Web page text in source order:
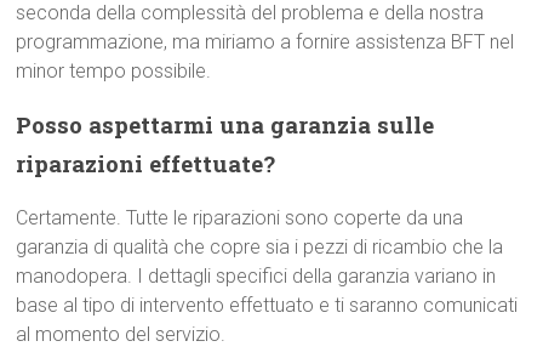
seconda della complessità del problema e della nostra
programmazione, ma miriamo a fornire assistenza BFT nel
minor tempo possibile.
Posso aspettarmi una garanzia sulle
riparazioni effettuate?
Certamente. Tutte le riparazioni sono coperte da una
garanzia di qualità che copre sia i pezzi di ricambio che la
manodopera. I dettagli specifici della garanzia variano in
base al tipo di intervento effettuato e ti saranno comunicati
al momento del servizio.